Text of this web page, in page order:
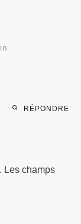
RÉPONDRE
Les champs